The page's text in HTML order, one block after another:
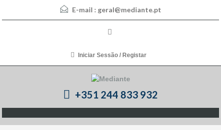
E-mail : geral@mediante.pt
Iniciar Sessão / Registar
+351 244 833 932